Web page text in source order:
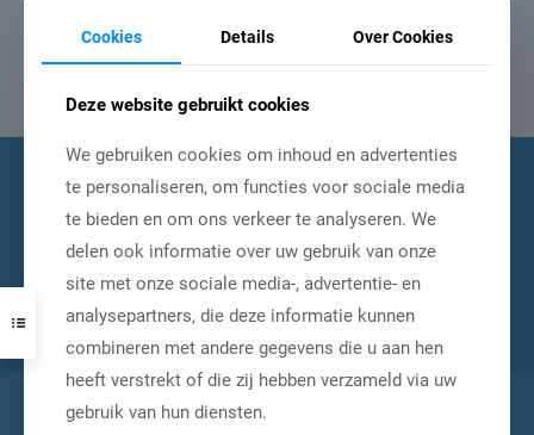
winkelwagen
Schrijf je in voor onze
nieuwsbrief
Contact
Cookies Details Over Cookies
Deze website gebruikt cookies
We gebruiken cookies om inhoud en advertenties
te personaliseren, om functies voor sociale media
te bieden en om ons verkeer te analyseren. We
delen ook informatie over uw gebruik van onze
site met onze sociale media-, advertentie- en
analysepartners, die deze informatie kunnen
combineren met andere gegevens die u aan hen
heeft verstrekt of die zij hebben verzameld via uw
gebruik van hun diensten.